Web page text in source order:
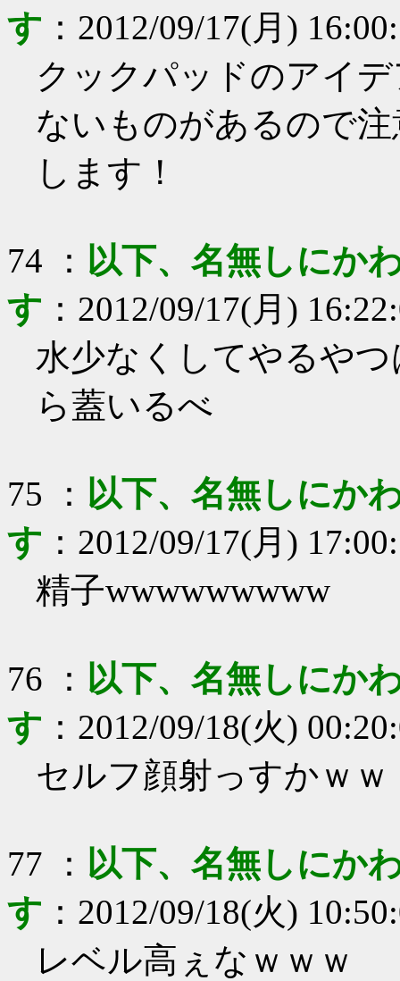
す ： 2012/09/17(月)
クックパッドのアイ
ないものがあるので
します！
74 ： 以下、名無しにか
す ： 2012/09/17(月)
水少なくしてやるや
ら蓋いるべ
75 ： 以下、名無しにか
す ： 2012/09/17(月)
精子wwwwwwwww
76 ： 以下、名無しにか
す ： 2012/09/18(火)
セルフ顔射っすかｗｗ
77 ： 以下、名無しにか
す ： 2012/09/18(火)
レベル高ぇなｗｗｗ